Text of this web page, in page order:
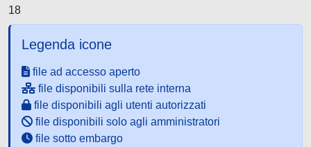
18
Legenda icone
file ad accesso aperto
file disponibili sulla rete interna
file disponibili agli utenti autorizzati
file disponibili solo agli amministratori
file sotto embargo